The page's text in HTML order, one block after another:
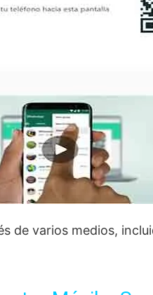
de varios medios,